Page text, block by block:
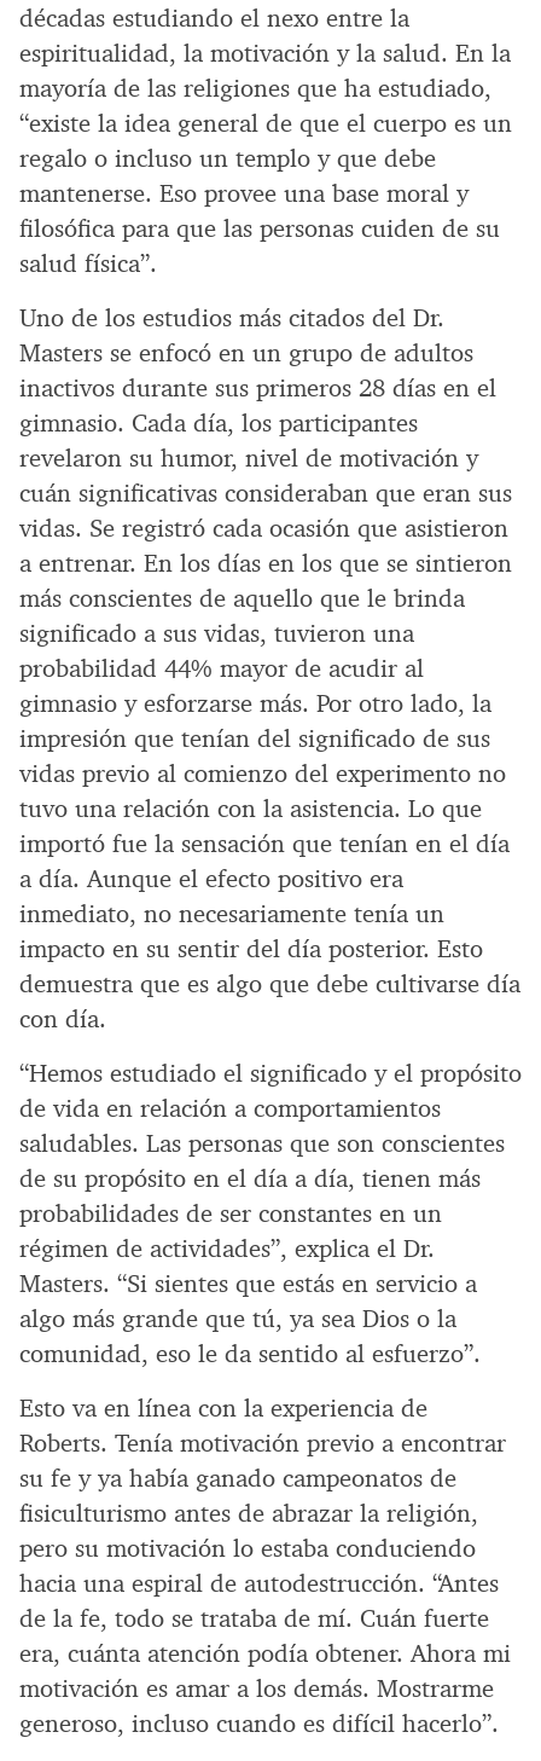
décadas estudiando el nexo entre la
espiritualidad, la motivación y la salud. En la
mayoría de las religiones que ha estudiado,
“existe la idea general de que el cuerpo es un
regalo o incluso un templo y que debe
mantenerse. Eso provee una base moral y
filosófica para que las personas cuiden de su
salud física”.
Uno de los estudios más citados del Dr.
Masters se enfocó en un grupo de adultos
inactivos durante sus primeros 28 días en el
gimnasio. Cada día, los participantes
revelaron su humor, nivel de motivación y
cuán significativas consideraban que eran sus
vidas. Se registró cada ocasión que asistieron
a entrenar. En los días en los que se sintieron
más conscientes de aquello que le brinda
significado a sus vidas, tuvieron una
probabilidad 44% mayor de acudir al
gimnasio y esforzarse más. Por otro lado, la
impresión que tenían del significado de sus
vidas previo al comienzo del experimento no
tuvo una relación con la asistencia. Lo que
importó fue la sensación que tenían en el día
a día. Aunque el efecto positivo era
inmediato, no necesariamente tenía un
impacto en su sentir del día posterior. Esto
demuestra que es algo que debe cultivarse día
con día.
“Hemos estudiado el significado y el propósito
de vida en relación a comportamientos
saludables. Las personas que son conscientes
de su propósito en el día a día, tienen más
probabilidades de ser constantes en un
régimen de actividades”, explica el Dr.
Masters. “Si sientes que estás en servicio a
algo más grande que tú, ya sea Dios o la
comunidad, eso le da sentido al esfuerzo”.
Esto va en línea con la experiencia de
Roberts. Tenía motivación previo a encontrar
su fe y ya había ganado campeonatos de
fisiculturismo antes de abrazar la religión,
pero su motivación lo estaba conduciendo
hacia una espiral de autodestrucción. “Antes
de la fe, todo se trataba de mí. Cuán fuerte
era, cuánta atención podía obtener. Ahora mi
motivación es amar a los demás. Mostrarme
generoso, incluso cuando es difícil hacerlo”.